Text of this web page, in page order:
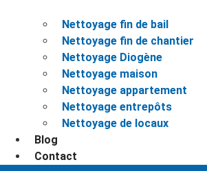
Nettoyage fin de bail
Nettoyage fin de chantier
Nettoyage Diogène
Nettoyage maison
Nettoyage appartement
Nettoyage entrepôts
Nettoyage de locaux
Blog
Contact